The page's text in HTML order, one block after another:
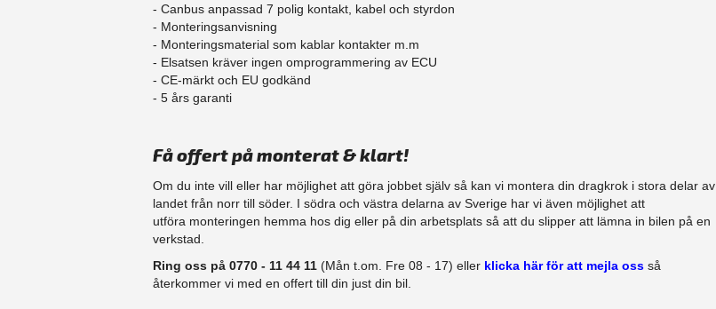
- Canbus anpassad 7 polig kontakt, kabel och styrdon
- Monteringsanvisning
- Monteringsmaterial som kablar kontakter m.m
- Elsatsen kräver ingen omprogrammering av ECU
- CE-märkt och EU godkänd
​- 5 års garanti
Få offert på monterat & klart!
Om du inte vill eller har möjlighet att göra jobbet själv så kan vi montera din dragkrok i stora delar av
landet från norr till söder. I södra och västra delarna av Sverige har vi även möjlighet att
​utföra monteringen hemma hos dig eller på din arbetsplats så att du slipper att lämna in bilen på en
verkstad.
Ring oss på 0770 - 11 44 11 (Mån t.om. Fre 08 - 17) eller klicka här för att mejla oss så
återkommer vi med en offert till din just din bil.